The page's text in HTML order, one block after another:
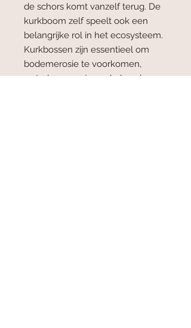
de schors komt vanzelf terug. De
kurkboom zelf speelt ook een
belangrijke rol in het ecosysteem.
Kurkbossen zijn essentieel om
bodemerosie te voorkomen,
waterbronnen te onderhouden en